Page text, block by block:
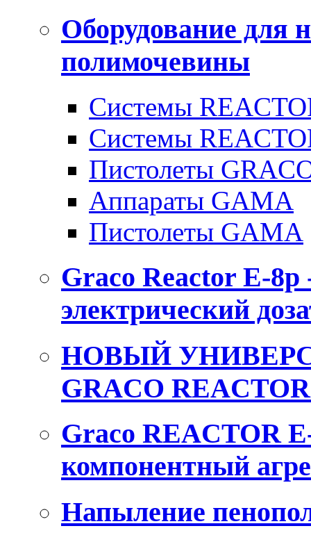
Оборудование
полимочевины
Системы
Системы
Пистолеты
Аппараты GAMA
Пистолеты GAMA
Graco Reactor E-
электрический
НОВЫЙ
GRACO
Graco REACTOR
компонентный
Напыление